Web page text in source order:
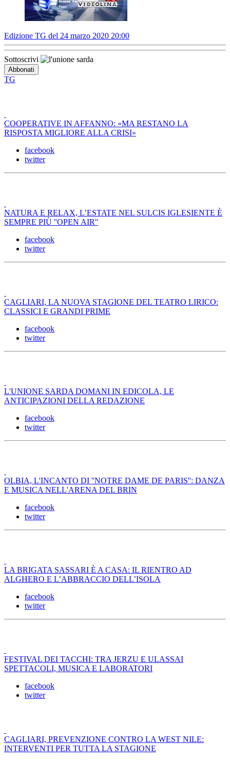
Edizione TG del 24 marzo 2020 20:00
Sottoscrivi
TG
COOPERATIVE IN AFFANNO: «MA RESTANO LA
RISPOSTA MIGLIORE ALLA CRISI»
facebook
twitter
NATURA E RELAX, L’ESTATE NEL SULCIS IGLESIENTE È
SEMPRE PIÙ ''OPEN AIR''
facebook
twitter
CAGLIARI, LA NUOVA STAGIONE DEL TEATRO LIRICO:
CLASSICI E GRANDI PRIME
facebook
twitter
L'UNIONE SARDA DOMANI IN EDICOLA, LE
ANTICIPAZIONI DELLA REDAZIONE
facebook
twitter
OLBIA, L'INCANTO DI ''NOTRE DAME DE PARIS'': DANZA
E MUSICA NELL'ARENA DEL BRIN
facebook
twitter
LA BRIGATA SASSARI È A CASA: IL RIENTRO AD
ALGHERO E L’ABBRACCIO DELL’ISOLA
facebook
twitter
FESTIVAL DEI TACCHI: TRA JERZU E ULASSAI
SPETTACOLI, MUSICA E LABORATORI
facebook
twitter
CAGLIARI, PREVENZIONE CONTRO LA WEST NILE:
INTERVENTI PER TUTTA LA STAGIONE